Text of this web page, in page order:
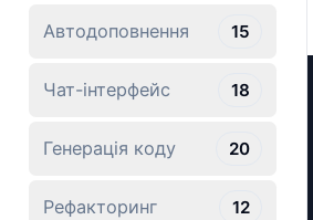
Автодоповнення 15
Чат-інтерфейс 18
Генерація коду 20
Рефакторинг 12